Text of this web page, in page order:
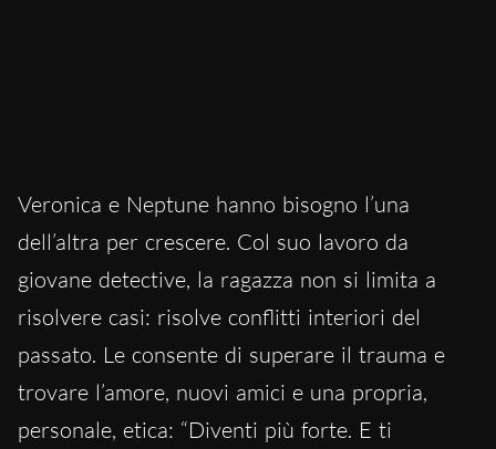
Veronica e Neptune hanno bisogno l’una
dell’altra per crescere. Col suo lavoro da
giovane detective, la ragazza non si limita a
risolvere casi: risolve conflitti interiori del
passato. Le consente di superare il trauma e
trovare l’amore, nuovi amici e una propria,
personale, etica: “Diventi più forte. E ti